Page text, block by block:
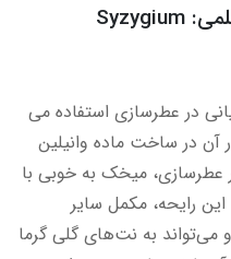
اسنشیال اویل میخک - نام علمی: Syzygium
در عطرسازی استفاده می
آن در ساخت ماده وانیلین
عطرسازی، میخک به خوبی با
رایحه، مکمل سایر
می‌تواند به نت‌های گلی گرما